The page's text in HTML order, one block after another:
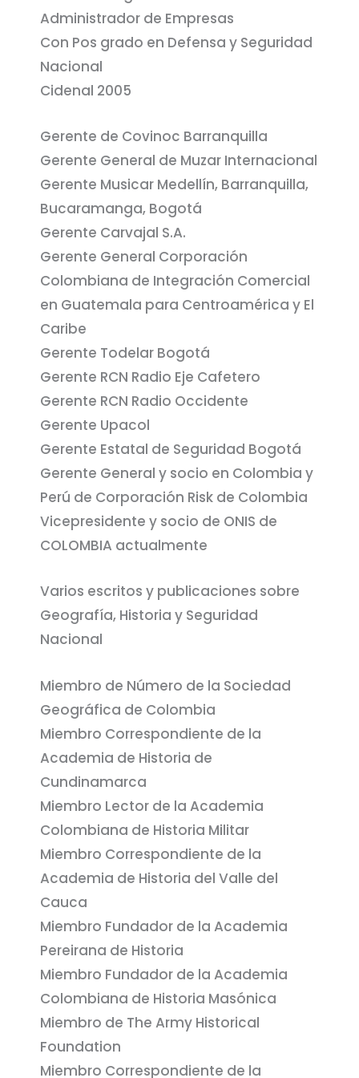
Administrador de Empresas
Con Pos grado en Defensa y Seguridad
Nacional
Cidenal 2005
Gerente de Covinoc Barranquilla
Gerente General de Muzar Internacional
Gerente Musicar Medellín, Barranquilla,
Bucaramanga, Bogotá
Gerente Carvajal S.A.
Gerente General Corporación
Colombiana de Integración Comercial
en Guatemala para Centroamérica y El
Caribe
Gerente Todelar Bogotá
Gerente RCN Radio Eje Cafetero
Gerente RCN Radio Occidente
Gerente Upacol
Gerente Estatal de Seguridad Bogotá
Gerente General y socio en Colombia y
Perú de Corporación Risk de Colombia
Vicepresidente y socio de ONIS de
COLOMBIA actualmente
Varios escritos y publicaciones sobre
Geografía, Historia y Seguridad
Nacional
Miembro de Número de la Sociedad
Geográfica de Colombia
Miembro Correspondiente de la
Academia de Historia de
Cundinamarca
Miembro Lector de la Academia
Colombiana de Historia Militar
Miembro Correspondiente de la
Academia de Historia del Valle del
Cauca
Miembro Fundador de la Academia
Pereirana de Historia
Miembro Fundador de la Academia
Colombiana de Historia Masónica
Miembro de The Army Historical
Foundation
Miembro Correspondiente de la